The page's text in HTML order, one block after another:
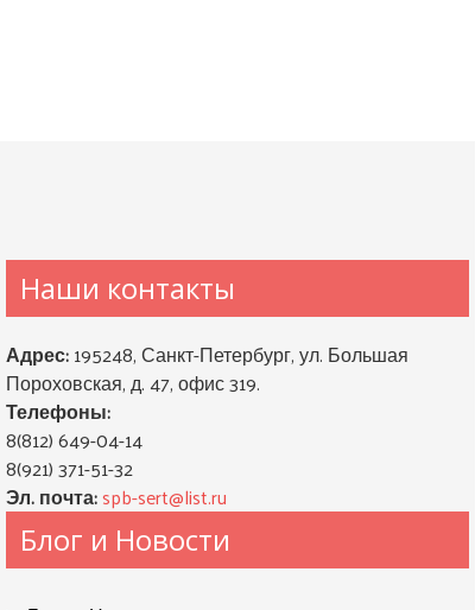
Наши контакты
Адрес:195248, Санкт-Петербург, ул. Большая
Пороховская, д. 47, офис 319.
Телефоны:
8(812) 649-04-14
8(921) 371-51-32
Эл. почта:spb-sert@list.ru
Блог и Новости